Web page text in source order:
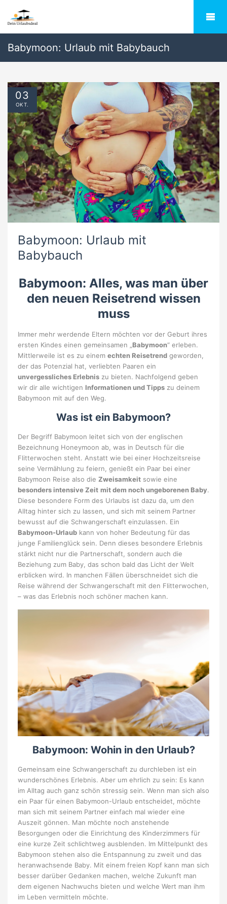
Babymoon: Urlaub mit Babybauch
Babymoon: Urlaub mit
Babybauch
Babymoon: Alles, was man über
den neuen Reisetrend wissen
muss
Immer mehr werdende Eltern möchten vor der Geburt ihres
ersten Kindes einen gemeinsamen „ Babymoon“ erleben.
Mittlerweile ist es zu einem echten Reisetrend geworden,
der das Potenzial hat, verliebten Paaren ein
unvergessliches Erlebnis zu bieten. Nachfolgend geben
wir dir alle wichtigen Informationen und Tipps zu deinem
Babymoon mit auf den Weg.
Was ist ein Babymoon?
Der Begriff Babymoon leitet sich von der englischen
Bezeichnung Honeymoon ab, was in Deutsch für die
Flitterwochen steht. Anstatt wie bei einer Hochzeitsreise
seine Vermählung zu feiern, genießt ein Paar bei einer
Babymoon Reise also die Zweisamkeit sowie eine
besonders intensive Zeit mit dem noch ungeborenen Baby.
Diese besondere Form des Urlaubs ist dazu da, um den
Alltag hinter sich zu lassen, und sich mit seinem Partner
bewusst auf die Schwangerschaft einzulassen. Ein
Babymoon-Urlaub kann von hoher Bedeutung für das
junge Familienglück sein. Denn dieses besondere Erlebnis
stärkt nicht nur die Partnerschaft, sondern auch die
Beziehung zum Baby, das schon bald das Licht der Welt
erblicken wird. In manchen Fällen überschneidet sich die
Reise während der Schwangerschaft mit den Flitterwochen,
– was das Erlebnis noch schöner machen kann.
Babymoon: Wohin in den Urlaub?
Gemeinsam eine Schwangerschaft zu durchleben ist ein
wunderschönes Erlebnis. Aber um ehrlich zu sein: Es kann
im Alltag auch ganz schön stressig sein. Wenn man sich also
ein Paar für einen Babymoon-Urlaub entscheidet, möchte
man sich mit seinem Partner einfach mal wieder eine
Auszeit gönnen. Man möchte noch anstehende
Besorgungen oder die Einrichtung des Kinderzimmers für
eine kurze Zeit schlichtweg ausblenden. Im Mittelpunkt des
Babymoon stehen also die Entspannung zu zweit und das
heranwachsende Baby. Mit einem freien Kopf kann man sich
besser darüber Gedanken machen, welche Zukunft man
dem eigenen Nachwuchs bieten und welche Wert man ihm
im Leben vermitteln möchte.
03
OKT.